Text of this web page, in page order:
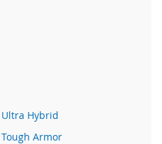
Ultra Hybrid
Tough Armor